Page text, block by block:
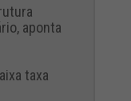
aponta
taxa